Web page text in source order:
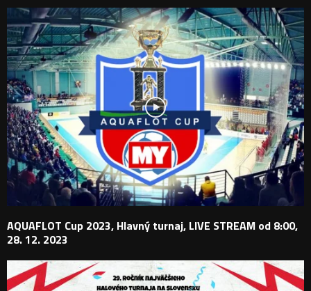
AQUAFLOT Cup 2023, Hlavný turnaj, LIVE STREAM od 8:00,
28. 12. 2023